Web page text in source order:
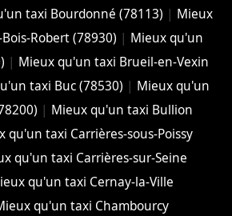
taxi Bourdonné (78113) | Mieux
Robert (78930) | Mieux qu'un
| Mieux qu'un taxi Brueil-en-Vexin
taxi Buc (78530) | Mieux qu'un
| Mieux qu'un taxi Bullion
qu'un taxi Carrières-sous-Poissy
qu'un taxi Carrières-sur-Seine
qu'un taxi Cernay-la-Ville
qu'un taxi Chambourcy